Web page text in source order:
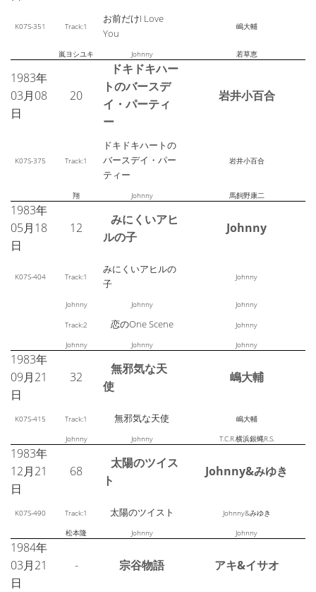
K07S-351 Track:1
お前だけI Love
You
嶋大輔
嵐ヨシユキ Johnny 若草恵
1983年
03月08
日
20
ドキドキハー
トのバースデ
イ・パーティ
ー
岩井小百合
K07S-375 Track:1
ドキドキハートの
バースデイ・パー
ティー
岩井小百合
翔 Johnny 馬飼野康二
1983年
05月18
日
12
みにくいアヒ
ルの子
Johnny
K07S-404 Track:1
みにくいアヒルの
子
Johnny
Johnny Johnny Johnny
Track:2 恋のOne Scene Johnny
Johnny Johnny Johnny
1983年
09月21
日
32
無邪気な天
使
嶋大輔
K07S-415 Track:1 無邪気な天使 嶋大輔
Johnny Johnny T.C.R.横浜銀蝿R.S.
1983年
12月21
日
68
太陽のツイス
ト
Johnny&みゆき
K07S-490 Track:1 太陽のツイスト Johnny&みゆき
松本隆 Johnny Johnny
1984年
03月21
日
- 宗谷物語 アキ&イサオ